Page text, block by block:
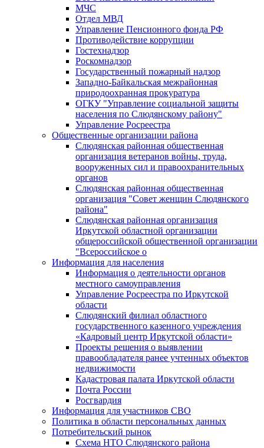
МЧС
Отдел МВД
Управление Пенсионного фонда РФ
Противодействие коррупции
Гостехнадзор
Роскомнадзор
Государственный пожарный надзор
Западно-Байкальская межрайонная
природоохранная прокуратура
ОГКУ "Управление социальной защиты
населения по Слюдянскому району"
Управление Росреестра
Общественные организации района
Слюдянская районная общественная
организация ветеранов войны, труда,
вооруженных сил и правоохранительных
органов
Слюдянская районная общественная
организация "Совет женщин Слюдянского
района"
Слюдянская районная организация
Иркутской областной организации
общероссийской общественной организации
"Всероссийское о
Информация для населения
Информация о деятельности органов
местного самоуправления
Управление Росреестра по Иркутской
области
Слюдянский филиал областного
государственного казенного учреждения
«Кадровый центр Иркутской области»
Проекты решения о выявлении
правообладателя ранее учтенных объектов
недвижимости
Кадастровая палата Иркутской области
Почта России
Росгвардия
Информация для участников СВО
Политика в области персональных данных
Потребительский рынок
Схема НТО Слюдянского района